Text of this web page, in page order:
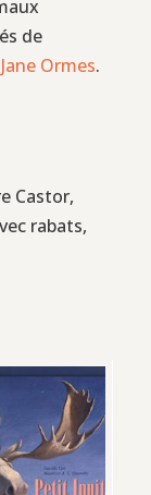
de
Jane Ormes.
Castor,
rabats,